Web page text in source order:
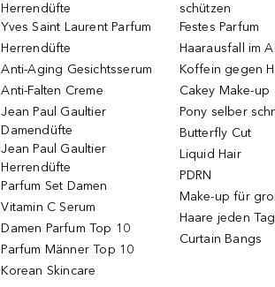
Herrendüfte
Yves Saint Laurent Parfum
Herrendüfte
Anti-Aging Gesichtsserum
Anti-Falten Creme
Jean Paul Gaultier
Damendüfte
Jean Paul Gaultier
Herrendüfte
Parfum Set Damen
Vitamin C Serum
Damen Parfum Top 10
Parfum Männer Top 10
Korean Skincare
schützen
Festes Parfum
Haarausfall im
Koffein gegen
Cakey Make-up
Pony selber
Butterfly Cut
Liquid Hair
PDRN
Make-up für
Haare jeden
Curtain Bangs